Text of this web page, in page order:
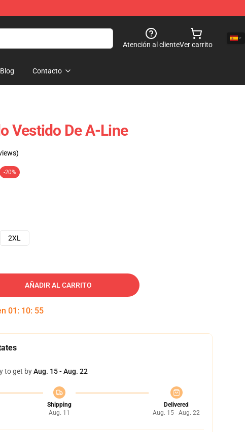
Atención al clienteVer carrito
Blog Contacto
Vestido De A-Line
-20%
2XL
AÑADIR AL CARRITO
01 : 10: 54
to get byAug. 15 - Aug. 22
Shipping
Aug. 11
Delivered
Aug. 15 - Aug. 22